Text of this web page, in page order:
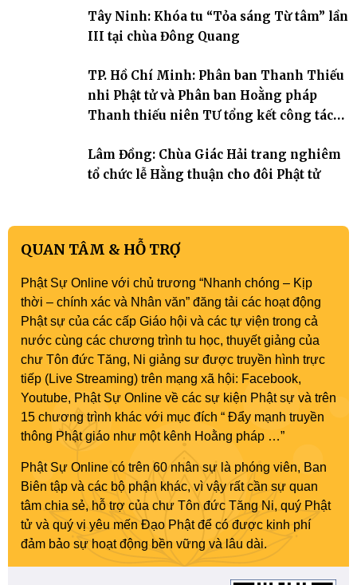
cho hơn 60 tu sinh.Tây Ninh: Khóa tu “Tỏa sáng Từ tâm” lần
III tại chùa Đông Quang
TP. Hồ Chí Minh: Phân ban Thanh Thiếu
nhi Phật tử và Phân ban Hoằng pháp
Thanh thiếu niên TƯ tổng kết công tác
Lâm Đồng: Chùa Giác Hải trang nghiêm
tổ chức lễ Hằng thuận cho đôi Phật tử
QUAN TÂM & HỖ TRỢ
Phật Sự Online với chủ trương “Nhanh chóng – Kịp
thời – chính xác và Nhân văn” đăng tải các hoạt động
Phật sự của các cấp Giáo hội và các tự viện trong cả
nước cùng các chương trình tu học, thuyết giảng của
chư Tôn đức Tăng, Ni giảng sư được truyền hình trực
tiếp (Live Streaming) trên mạng xã hội: Facebook,
Youtube, Phật Sự Online về các sự kiện Phật sự và trên
15 chương trình khác với mục đích “ Đẩy mạnh truyền
thông Phật giáo như một kênh Hoằng pháp …”
Phật Sự Online có trên 60 nhân sự là phóng viên, Ban
Biên tập và các bộ phận khác, vì vậy rất cần sự quan
tâm chia sẻ, hỗ trợ của chư Tôn đức Tăng Ni, quý Phật
tử và quý vị yêu mến Đạo Phật để có được kinh phí
đảm bảo sự hoạt động bền vững và lâu dài.